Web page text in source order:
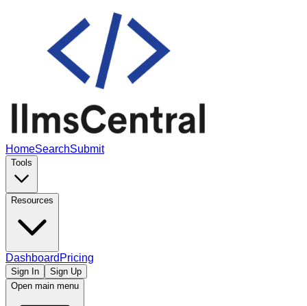
HomeSearchSubmit
Tools
Resources
Dashboard Pricing
Sign In
Sign Up
Open main menu